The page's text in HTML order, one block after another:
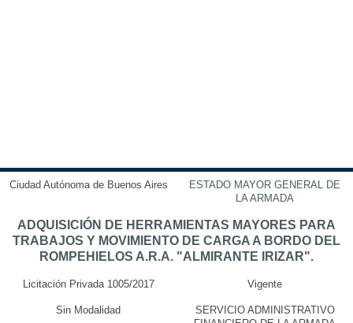
Ciudad Autónoma de Buenos Aires
ESTADO MAYOR GENERAL DE
LA ARMADA
ADQUISICIÓN DE HERRAMIENTAS MAYORES PARA
TRABAJOS Y MOVIMIENTO DE CARGA A BORDO DEL
ROMPEHIELOS A.R.A. "ALMIRANTE IRIZAR".
Licitación Privada 1005/2017 Vigente
Sin Modalidad
SERVICIO ADMINISTRATIVO